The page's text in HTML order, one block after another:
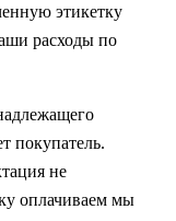
этикетку
расходы по
покупатель.
не
оплачиваем мы